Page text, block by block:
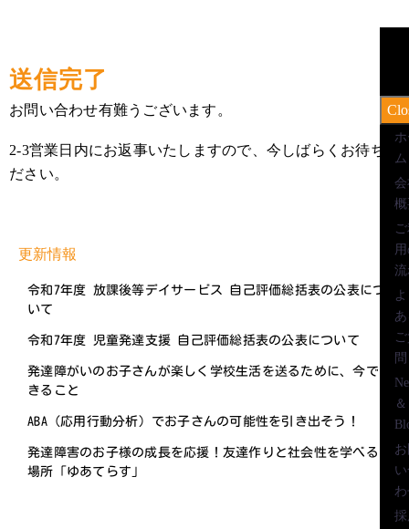
ム
問
＆
送信完了
お問い合わせ有難うございます。
2-3営業日内にお返事いたしますので、今しばらくお待ちく
ださい。
更新情報
令和7年度 放課後等デイサービス 自己評価総括表の公表につ
いて
令和7年度 児童発達支援 自己評価総括表の公表について
発達障がいのお子さんが楽しく学校生活を送るために、今で
きること
ABA（応用行動分析）でお子さんの可能性を引き出そう！
発達障害のお子様の成長を応援！友達作りと社会性を学べる
場所「ゆあてらす」